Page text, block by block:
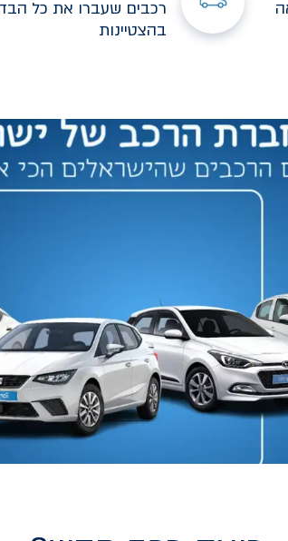
רכבים שעברו את כל
בהצטיינות